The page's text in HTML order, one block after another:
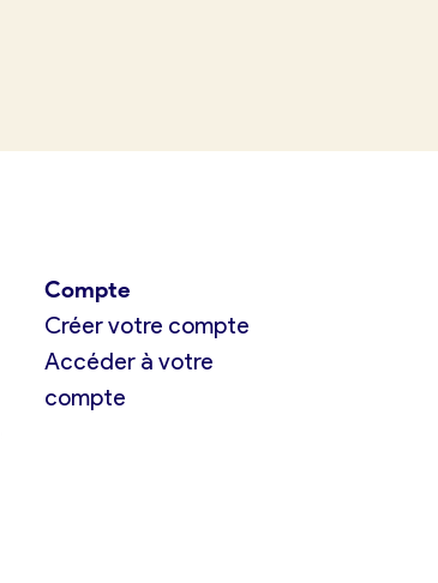
Compte
Créer votre compte
Accéder à votre
compte